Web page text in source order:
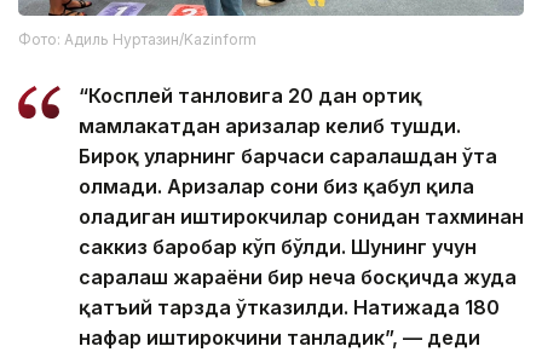
Фото: Адиль Нуртазин/Kazinform
“Косплей танловига 20 дан ортиқ
мамлакатдан аризалар келиб тушди.
Бироқ уларнинг барчаси саралашдан ўта
олмади. Аризалар сони биз қабул қила
оладиган иштирокчилар сонидан тахминан
саккиз баробар кўп бўлди. Шунинг учун
саралаш жараёни бир неча босқичда жуда
қатъий тарзда ўтказилди. Натижада 180
нафар иштирокчини танладик”, — деди